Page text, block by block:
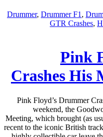
Drummer, Drummer F1 ,
GTR Crashes,
Pink
Crashes His
Pink Floyd’s Drummer
weekend, the
Meeting, which brought (as
recent to the iconic British